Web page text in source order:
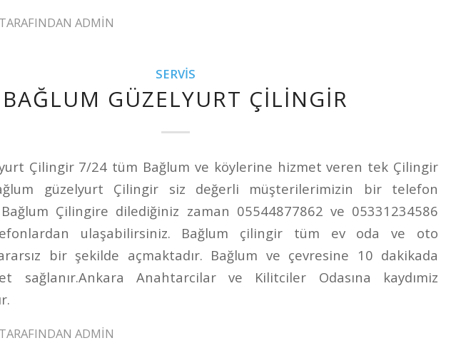
TARAFINDAN ADMIN
SERVIS
BAĞLUM GÜZELYURT ÇILINGIR
Çilingir 7/24 tüm Bağlum ve köylerine hizmet veren tek Çilingir
güzelyurt Çilingir siz değerli müşterilerimizin bir telefon
Bağlum Çilingire dilediğiniz zaman 05544877862 ve 05331234586
ulaşabilirsiniz. Bağlum çilingir tüm ev oda ve oto
zararsız bir şekilde açmaktadır. Bağlum ve çevresine 10 dakikada
sağlanır.Ankara Anahtarcilar ve Kilitciler Odasına kaydımiz
TARAFINDAN ADMIN